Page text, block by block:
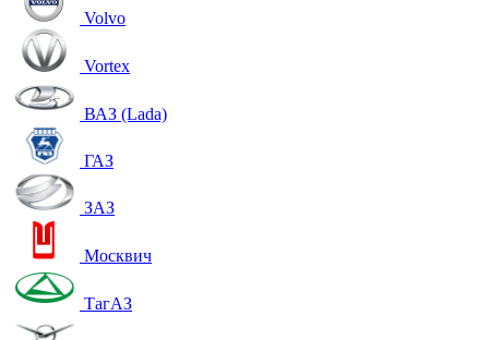
Volvo
Vortex
ВАЗ (Lada)
ГАЗ
ЗАЗ
Москвич
ТагАЗ